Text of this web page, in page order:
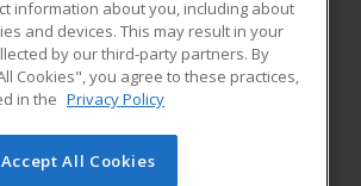
RESOURCES
Student Blog
a division of Cengage Learning. All rights
information about you, including about
and devices. This may result in your
by our third-party partners. By
Cookies", you agree to these practices,
in the Privacy Policy
Accept All Cookies